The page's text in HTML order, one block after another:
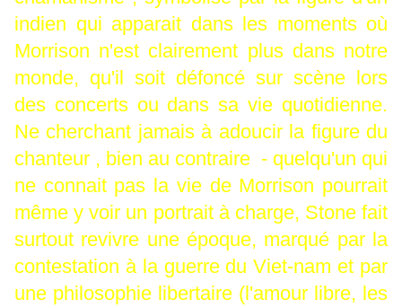
indien qui apparait dans les moments où
Morrison n'est clairement plus dans notre
monde, qu'il soit défoncé sur scène lors
des concerts ou dans sa vie quotidienne.
Ne cherchant jamais à adoucir la figure du
chanteur , bien au contraire - quelqu'un qui
ne connait pas la vie de Morrison pourrait
même y voir un portrait à charge, Stone fait
surtout revivre une époque, marqué par la
contestation à la guerre du Viet-nam et par
une philosophie libertaire (l'amour libre, les